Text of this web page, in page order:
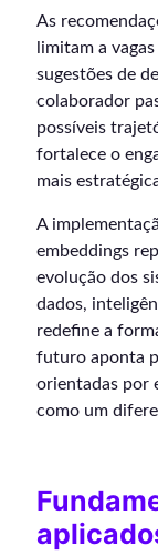
As
limitam a
sugestões de
colaborador
possíveis
fortalece o
mais
A
embeddings
evolução dos
dados,
redefine a
futuro aponta
orientadas por
como um